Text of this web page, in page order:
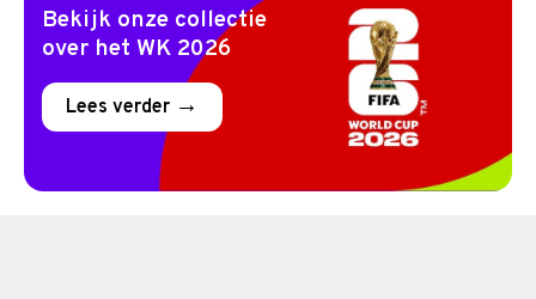
Bekijk onze collectie
over het WK 2026
Lees verder